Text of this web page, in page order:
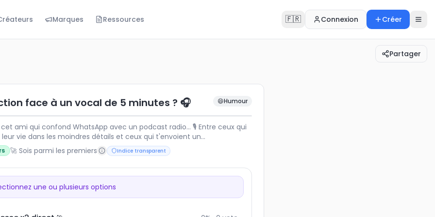
Marques Ressources 🇫🇷 Connexion Créer
Partager
à un vocal de 5 minutes ? 🎧
ami qui confond WhatsApp avec un podcast radio... 🎙️ Entre ceux qui racontent leur vie dans les moindres …
face à un vocal de 5 minutes ? 🎧 😄Humour
ami qui confond WhatsApp avec un podcast radio... 🎙️ Entre ceux qui
vie dans les moindres détails et ceux qui t'envoient un
de 8 minutes pour dire 'ok', la patience est mise à rude épreuve !
tu écoutes religieusement chaque seconde en vitesse x2, ou est-ce
simplement le message en espérant une version texte ? Un indice
tous les traumatisés du scroll sonore ! 😂
🚀 Sois parmi les premiers Indice transparent
une ou plusieurs options